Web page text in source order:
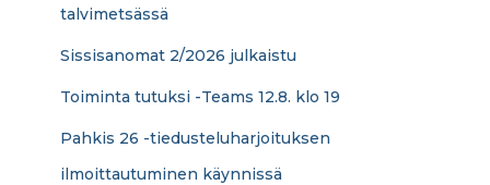
talvimetsässä
Sissisanomat 2/2026 julkaistu
Toiminta tutuksi -Teams 12.8. klo 19
Pahkis 26 -tiedusteluharjoituksen
ilmoittautuminen käynnissä